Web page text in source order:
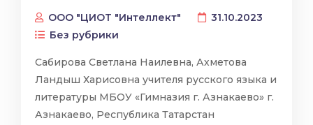
ООО "ЦИОТ "Интеллект"
31.10.2023
Без рубрики
Сабирова Светлана Наилевна, Ахметова
Ландыш Харисовна учителя русского языка и
литературы МБОУ «Гимназия г. Азнакаево» г.
Азнакаево, Республика Татарстан